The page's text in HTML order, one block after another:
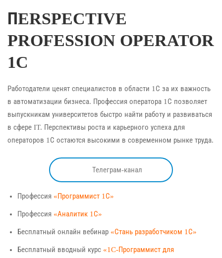
ПERSPECTIVE
PROFESSION OPERATOR
1C
Работодатели ценят специалистов в области 1С за их важность
в автоматизации бизнеса. Профессия оператора 1С позволяет
выпускникам университетов быстро найти работу и развиваться
в сфере IT. Перспективы роста и карьерного успеха для
операторов 1С остаются высокими в современном рынке труда.
Телеграм-канал
Профессия «Программист 1С»
Профессия «Аналитик 1С»
Бесплатный онлайн вебинар «Стань разработчиком 1С»
Бесплатный вводный курс «1C-Программист для